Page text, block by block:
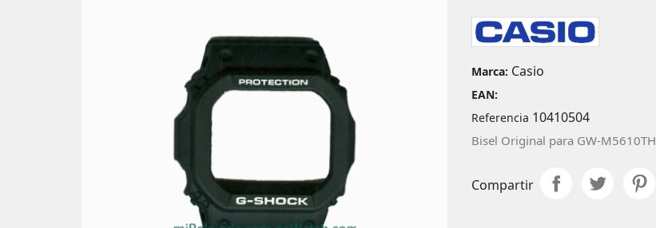
Marca: Casio
EAN:
Referencia 10410504
Bisel Original para GW-M5610TH
Compartir